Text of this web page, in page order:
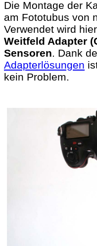
Die Montage der
am Fototubus von
Verwendet wird
Weitfeld Adapter
Sensoren. Dank
Adapterlösungen
kein Problem.